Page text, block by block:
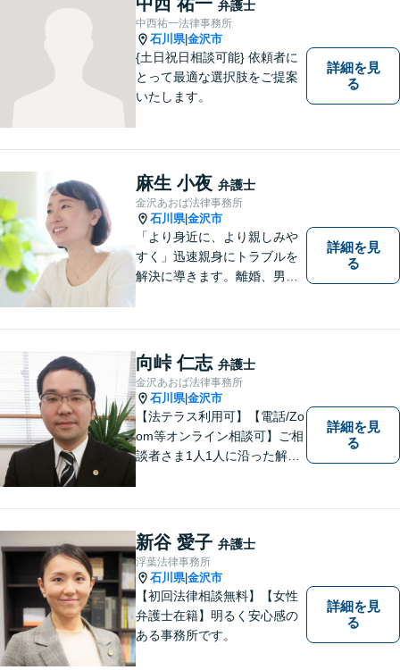
でトラブル解決のきっかけを
つかむことができるかもしれ
ません。
弁護士
中西祐一法律事務所
石川県|金沢市
{土日祝日相談可能} 依頼者に
とって最適な選択肢をご提案
いたします。
詳細を見
る
麻生 小夜 弁護士
金沢あおば法律事務所
石川県|金沢市
「より身近に、より親しみや
すく」迅速親身にトラブルを
解決に導きます。離婚、男女
く取り組んでいます。お気軽
にご相談ください。
詳細を見
る
向峠 仁志 弁護士
金沢あおば法律事務所
石川県|金沢市
【法テラス利用可】【電話/Zo
om等オンライン相談可】ご相
談者さま1人1人に沿った解決
しみやすく」をモットーに気
軽に相談できる弁護士を目指
します。
詳細を見
る
新谷 愛子 弁護士
浮葉法律事務所
石川県|金沢市
【初回法律相談無料】【女性
弁護士在籍】明るく安心感の
ある事務所です。
詳細を見
る